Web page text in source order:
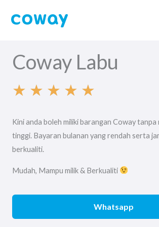
Coway Labu
★ ★ ★ ★ ★
a
d
Kini anda boleh miliki barangan Coway tanpa
tinggi. Bayaran bulanan yang rendah serta
berkualiti.
Mudah, Mampu milik & Berkualiti
Whatsapp